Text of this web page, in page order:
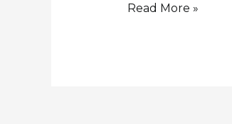
《柏
Read More »